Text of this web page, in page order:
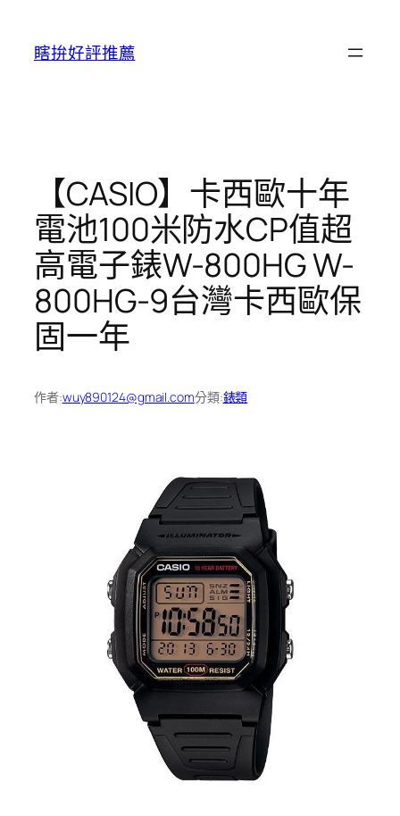
瞎拚好評推薦
【CASIO】卡西歐十年
電池100米防水CP值超
高電子錶W-800HG W-
800HG-9台灣卡西歐保
固一年
作者:wuy890124@gmail.com分類:錶類